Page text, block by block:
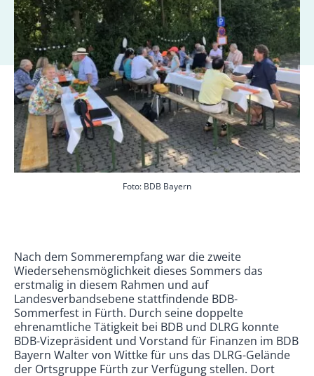
Foto: BDB Bayern
Nach dem Sommerempfang war die zweite
Wiedersehensmöglichkeit dieses Sommers das
erstmalig in diesem Rahmen und auf
Landesverbandsebene stattfindende BDB-
Sommerfest in Fürth. Durch seine doppelte
ehrenamtliche Tätigkeit bei BDB und DLRG konnte
BDB-Vizepräsident und Vorstand für Finanzen im BDB
Bayern Walter von Wittke für uns das DLRG-Gelände
der Ortsgruppe Fürth zur Verfügung stellen. Dort